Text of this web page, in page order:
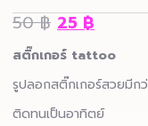
50฿ 25฿
สติ๊กเกอร์ tattoo
รูปลอกสติ๊กเกอร์สวยมีก
ติดทนเป็นอาทิตย์